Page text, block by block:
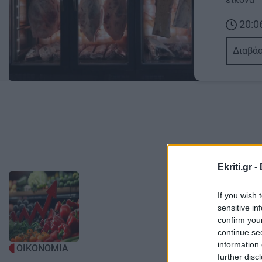
Ekriti.gr -
If you wish
sensitive
confirm
continue
information
further
Image
ΟΙΚΟΝΟΜΙΑ